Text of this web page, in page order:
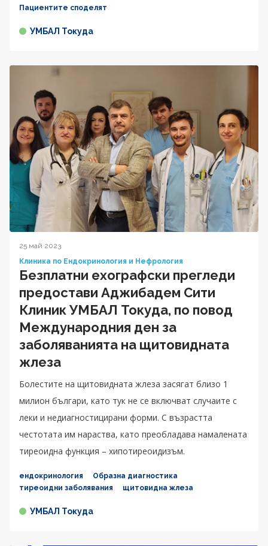
Пациентите споделят
УМБАЛ Токуда
25 май 2023
Клиника по Ендокринология и Нефрология
Безплатни ехографски прегледи
предостави Аджибадем Сити
Клиник УМБАЛ Токуда, по повод
Международния ден за
заболяванията на щитовидната
жлеза
Болестите на щитовидната жлеза засягат близо 1
милион българи, като тук не се включват случаите с
леки и недиагностицирани форми. С възрастта
честотата им нараства, като преобладава намалената
тиреоидна функция – хипотиреоидизъм.
ендокринология
Образна диагностика
тиреоидни заболявания
щитовидна жлеза
УМБАЛ Токуда